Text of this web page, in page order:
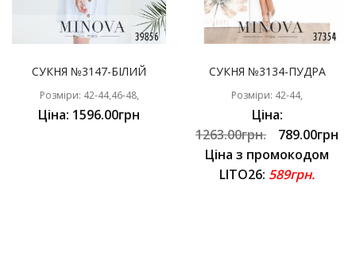
СУКНЯ №3147-БІЛИЙ
Розміри: 42-44,46-48,
Ціна: 1596.00грн
СУКНЯ №3134-ПУДРА
Розміри: 42-44,
Ціна:
1263.00грн.
789.00грн
Ціна з промокодом
LITO26: 589грн.